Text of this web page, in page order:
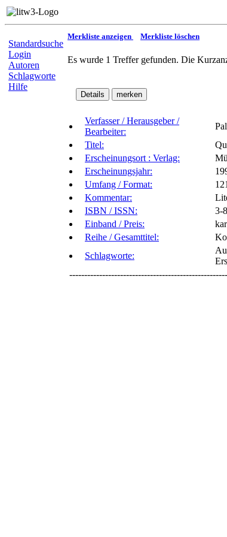
Standardsuche
Login
Autoren
Schlagworte
Hilfe
Merkliste anzeigen Merkliste löschen
Es wurde 1 Treffer gefunden. Die
Verfasser / Herausgeber /
Bearbeiter:
Titel:
Erscheinungsort : Verlag:
Erscheinungsjahr:
Umfang / Format:
Kommentar:
ISBN / ISSN:
3-
Einband / Preis:
Reihe / Gesamttitel:
Schlagworte: